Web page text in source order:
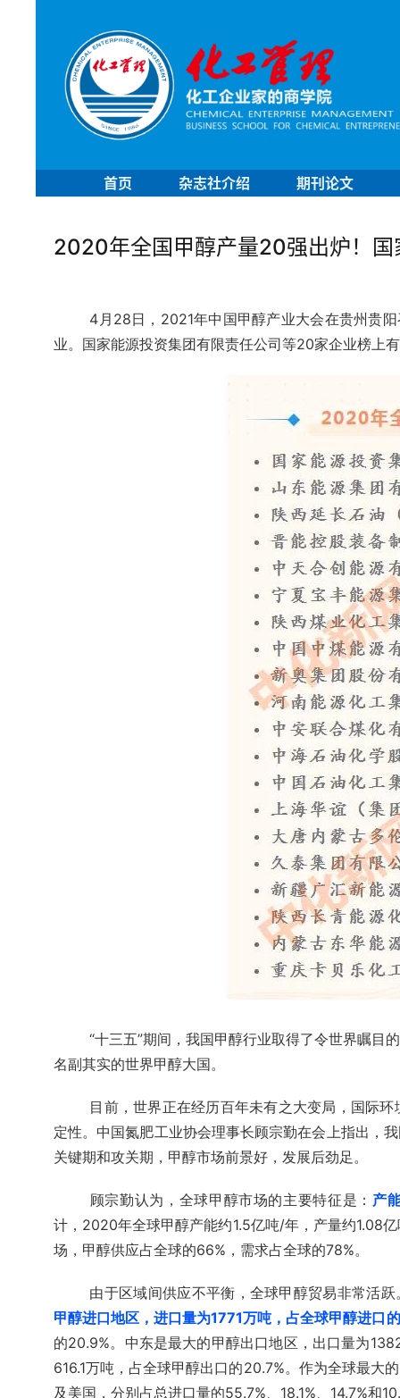
首页 杂志社介绍 期刊论文
2020年全国甲醇产量20强出炉！国
4月28日，2021年中国甲醇产业大会在贵州贵
业。国家能源投资集团有限责任公司等20家企业榜上
“十三五”期间，我国甲醇行业取得了令世界瞩目
名副其实的世界甲醇大国。
目前，世界正在经历百年未有之大变局，国际
定性。中国氮肥工业协会理事长顾宗勤在会上指出，
关键期和攻关期，甲醇市场前景好，发展后劲足。
顾宗勤认为，全球甲醇市场的主要特征是： 产
计，2020年全球甲醇产能约1.5亿吨/年，产量约1.08
场，甲醇供应占全球的66%，需求占全球的78%。
由于区域间供应不平衡，全球甲醇贸易非常活
甲醇进口地区，进口量为1771万吨，占全球甲醇进口
的20.9%。中东是最大的甲醇出口地区，出口量为
616.1万吨，占全球甲醇出口的20.7%。作为全球最大
及美国，分别占总进口量的55.7%、18.1%、14.7%和